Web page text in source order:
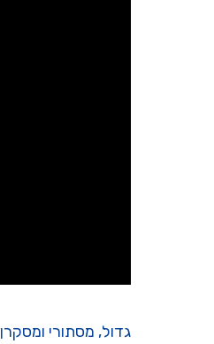
גדול, מסתורי ומסקרן